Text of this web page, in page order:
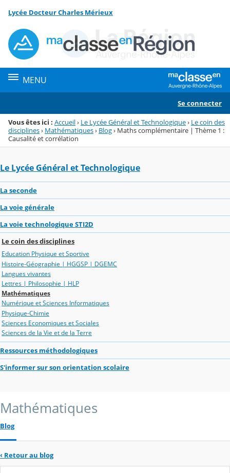
Menu de la rubrique
Contenu
Lycée Docteur Charles Mérieux
MENU
Se connecter
Vous êtes ici : Accueil› Le Lycée Général et Technologique› Le coin des
disciplines› Mathématiques› Blog› Maths complémentaire | Thème 1 :
Causalité et corrélation
Le Lycée Général et Technologique
La seconde
La voie générale
La voie technologique STI2D
Le coin des disciplines
Education Physique et Sportive
Histoire-Géographie | HGGSP | DGEMC
Langues vivantes
Lettres | Philosophie | HLP
Mathématiques
Numérique et Sciences Informatiques
Physique-Chimie
Sciences Economiques et Sociales
Sciences de la Vie et de la Terre
Ressources méthodologiques
S'informer sur son orientation scolaire
Mathématiques
Blog
‹ Retour au blog